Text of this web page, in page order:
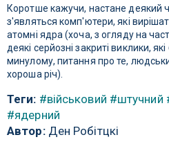
Коротше кажучи, настане деякий
з'являться комп'ютери, які
атомні ядра (хоча, з огляду на
деякі серйозні закриті виклики,
минулому, питання про те,
хороша річ).
Теги: #військовий #штучний
#ядерний
Автор:Ден Робітцкі